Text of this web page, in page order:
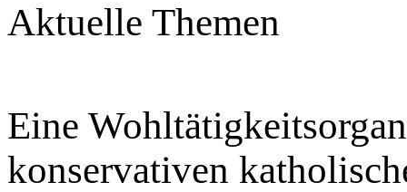
Aktuelle Themen
Eine
konservativen